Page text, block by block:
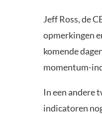
Jeff Ross, de
opmerkingen
komende
momentum-
In een andere
indicatoren